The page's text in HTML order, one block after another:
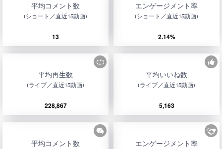
平均コメント数
(ショート／直近15動画)
13
エンゲージメント率
(ショート／直近15動画)
2.14%
平均再生数
(ライブ／直近15動画)
228,867
平均いいね数
(ライブ／直近15動画)
5,163
平均コメント数 エンゲージメント率